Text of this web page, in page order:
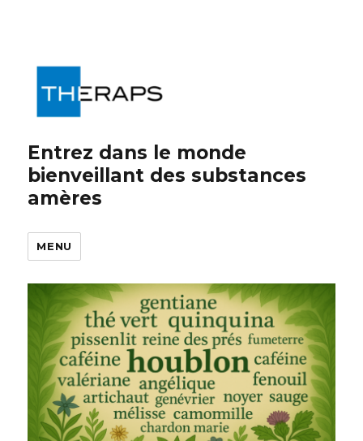
Entrez dans le monde
bienveillant des substances
amères
MENU